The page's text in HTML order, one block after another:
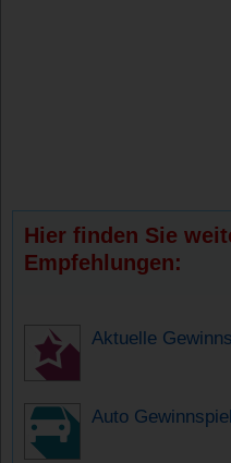
Hier finden Sie
Empfehlungen:
Aktuelle
Auto